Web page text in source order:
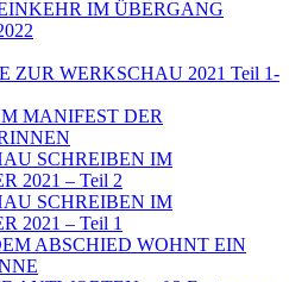
IM ÜBERGANG
ZUR WERKSCHAU 2021 Teil 1-
MANIFEST DER
SCHREIBEN IM
2021 – Teil 2
SCHREIBEN IM
2021 – Teil 1
ABSCHIED WOHNT EIN